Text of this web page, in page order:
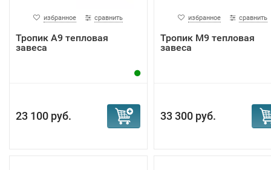
избранное сравнить
Тропик А9 тепловая
завеса
23 100 руб.
избранное сравнить
Тропик М9 тепловая
завеса
33 300 руб.